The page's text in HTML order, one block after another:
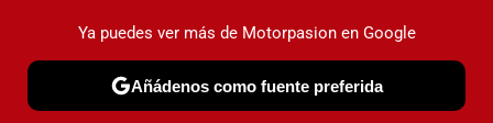
PRUEBAS COCHES ELÉCTRICOS OBSERVATORIO
Ya puedes ver más de Motorpasion en Google
Añádenos como fuente preferida